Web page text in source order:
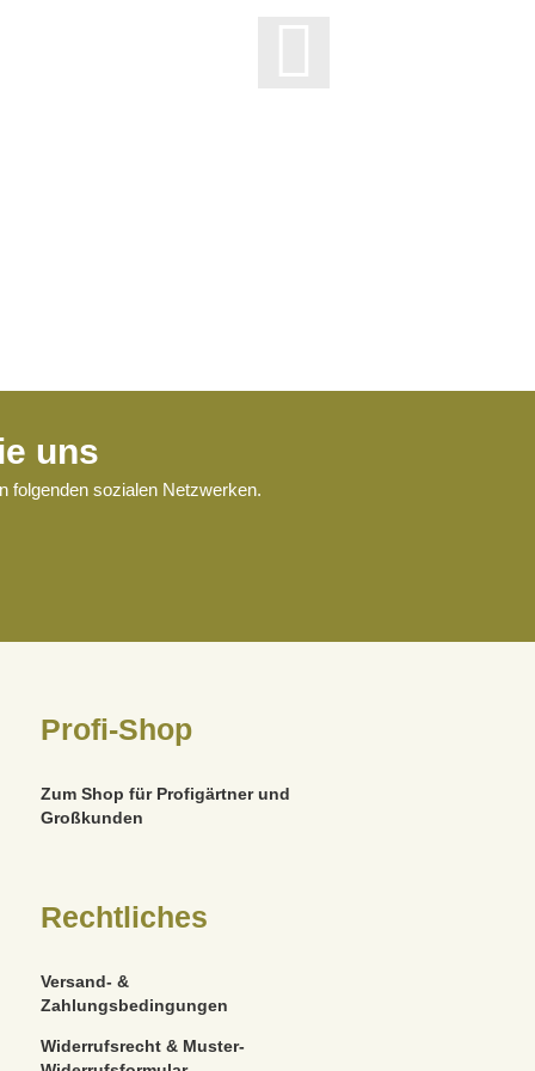
uns
folgenden sozialen Netzwerken.
Profi-Shop
Zum Shop für Profigärtner und
Großkunden
Rechtliches
Versand- &
Zahlungsbedingungen
Widerrufsrecht & Muster-